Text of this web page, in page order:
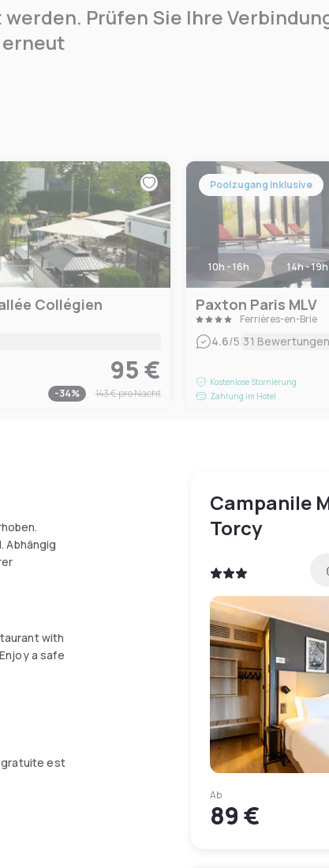
Prüfen Sie Ihre
erneut
Collégien
95 €
-34% 143 €pro Nacht
Poolzugang inklusive
10h - 16h 14h - 19h
Paxton Paris MLV
Ferrières-en-Brie
4.6/5|31 Bewertungen
Kostenlose Stornierung
Zahlung im Hotel
Abhängig
with
a safe
gratuite est
Campanile
Torcy
Ab
89 €